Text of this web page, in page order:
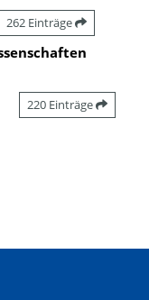
262 Einträge
220 Einträge